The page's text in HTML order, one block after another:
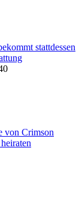
stattdessen
von Crimson